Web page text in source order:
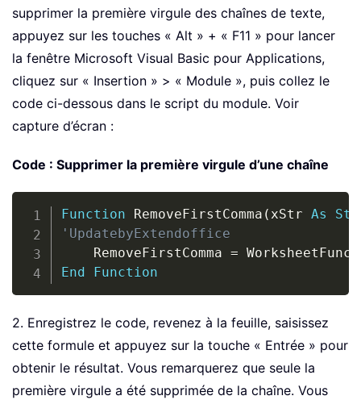
supprimer la première virgule des chaînes de texte,
appuyez sur les touches « Alt » + « F11 » pour lancer
la fenêtre Microsoft Visual Basic pour Applications,
cliquez sur « Insertion » > « Module », puis collez le
code ci-dessous dans le script du module. Voir
capture d’écran :
Code : Supprimer la première virgule d’une chaîne
Function RemoveFirstComma ( xStr As
'UpdatebyExtendoffice
    RemoveFirstComma
=
End
Function
Copy
2. Enregistrez le code, revenez à la feuille, saisissez
cette formule et appuyez sur la touche « Entrée » pour
obtenir le résultat. Vous remarquerez que seule la
première virgule a été supprimée de la chaîne. Vous